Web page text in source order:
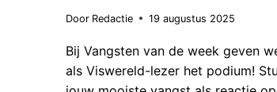
Door Redactie 19 augustus 2025
Bij Vangsten van de week geven
als Viswereld-lezer het podium!